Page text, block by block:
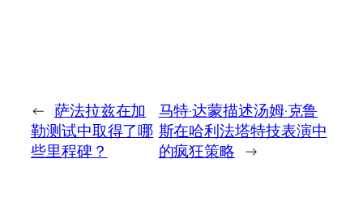
← 萨法拉兹在加
勒测试中取得了哪
些里程碑？
马特·达蒙描述汤姆·克鲁
斯在哈利法塔特技表演中
的疯狂策略 →